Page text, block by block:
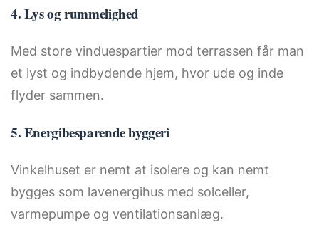
4. Lys og rummelighed
Med store vinduespartier mod terrassen får man
et lyst og indbydende hjem, hvor ude og inde
flyder sammen.
5. Energibesparende byggeri
Vinkelhuset er nemt at isolere og kan nemt
bygges som lavenergihus med solceller,
varmepumpe og ventilationsanlæg.